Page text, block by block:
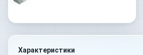
Характеристики